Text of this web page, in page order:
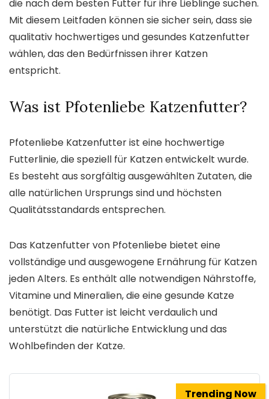
die nach dem besten Futter für ihre Lieblinge suchen.
Mit diesem Leitfaden können sie sicher sein, dass sie
qualitativ hochwertiges und gesundes Katzenfutter
wählen, das den Bedürfnissen ihrer Katzen
entspricht.
Was ist Pfotenliebe Katzenfutter?
Pfotenliebe Katzenfutter ist eine hochwertige
Futterlinie, die speziell für Katzen entwickelt wurde.
Es besteht aus sorgfältig ausgewählten Zutaten, die
alle natürlichen Ursprungs sind und höchsten
Qualitätsstandards entsprechen.
Das Katzenfutter von Pfotenliebe bietet eine
vollständige und ausgewogene Ernährung für Katzen
jeden Alters. Es enthält alle notwendigen Nährstoffe,
Vitamine und Mineralien, die eine gesunde Katze
benötigt. Das Futter ist leicht verdaulich und
unterstützt die natürliche Entwicklung und das
Wohlbefinden der Katze.
Trending Now